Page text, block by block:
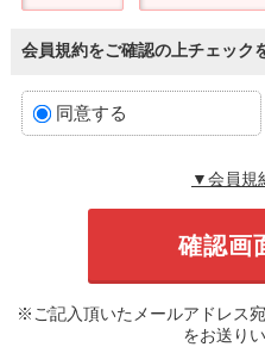
会員規約をご確認の上チェック
同意する
▼会員規
※ご記入頂いたメールアドレス
をお送り